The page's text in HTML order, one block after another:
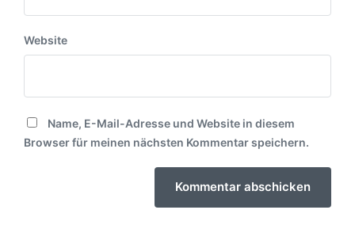
Website
Name, E-Mail-Adresse und Website in diesem
Browser für meinen nächsten Kommentar speichern.